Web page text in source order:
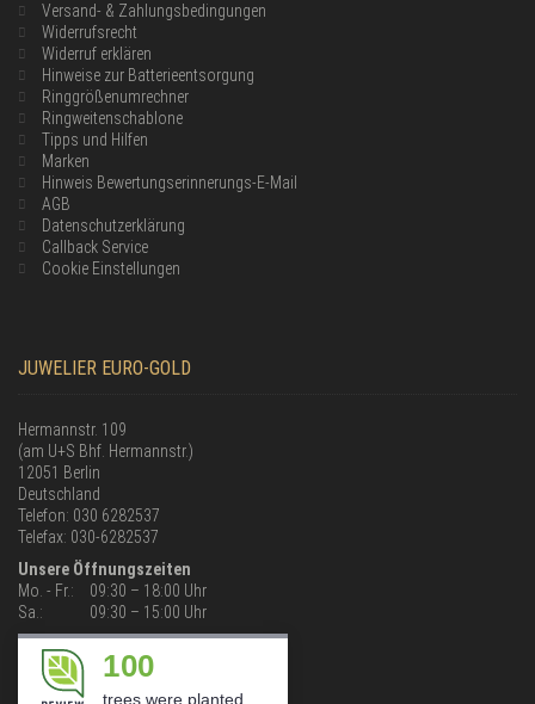
Versand- & Zahlungsbedingungen
Widerrufsrecht
Widerruf erklären
Hinweise zur Batterieentsorgung
Ringgrößenumrechner
Ringweitenschablone
Tipps und Hilfen
Marken
Hinweis Bewertungserinnerungs-E-Mail
AGB
Datenschutzerklärung
Callback Service
Cookie Einstellungen
JUWELIER EURO-GOLD
Hermannstr. 109
(am U+S Bhf. Hermannstr.)
12051 Berlin
Deutschland
Telefon: 030 6282537
Telefax: 030-6282537
Unsere Öffnungszeiten
Mo. - Fr.:
09:30 – 18:00 Uhr
Sa.:
09:30 – 15:00 Uhr
100
trees were planted